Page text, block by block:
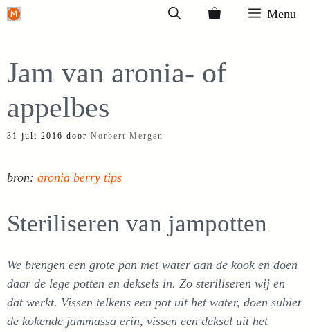
Ga
inhoud
Menu
Jam van aronia- of
appelbes
31 juli 2016 door Norbert Mergen
bron: aronia berry tips
Steriliseren van jampotten
We brengen een grote pan met water aan de kook en doen
daar de lege potten en deksels in. Zo steriliseren wij en
dat werkt. Vissen telkens een pot uit het water, doen subiet
de kokende jammassa erin, vissen een deksel uit het